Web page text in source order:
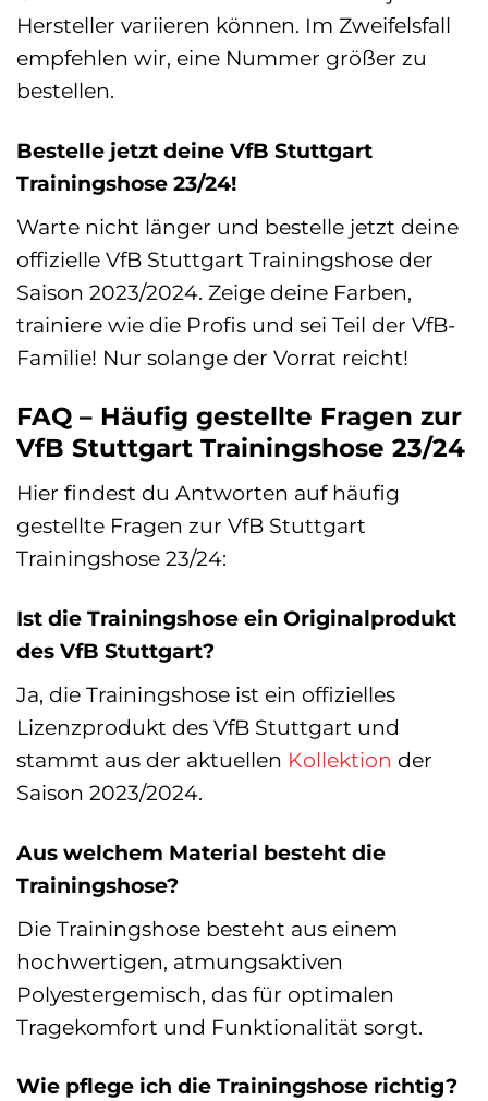
Hersteller variieren können. Im Zweifelsfall
empfehlen wir, eine Nummer größer zu
bestellen.
Bestelle jetzt deine VfB Stuttgart
Trainingshose 23/24!
Warte nicht länger und bestelle jetzt deine
offizielle VfB Stuttgart Trainingshose der
Saison 2023/2024. Zeige deine Farben,
trainiere wie die Profis und sei Teil der VfB-
Familie! Nur solange der Vorrat reicht!
FAQ – Häufig gestellte Fragen zur
VfB Stuttgart Trainingshose 23/24
Hier findest du Antworten auf häufig
gestellte Fragen zur VfB Stuttgart
Trainingshose 23/24:
Ist die Trainingshose ein Originalprodukt
des VfB Stuttgart?
Ja, die Trainingshose ist ein offizielles
Lizenzprodukt des VfB Stuttgart und
stammt aus der aktuellen Kollektion der
Saison 2023/2024.
Aus welchem Material besteht die
Trainingshose?
Die Trainingshose besteht aus einem
hochwertigen, atmungsaktiven
Polyestergemisch, das für optimalen
Tragekomfort und Funktionalität sorgt.
Wie pflege ich die Trainingshose richtig?